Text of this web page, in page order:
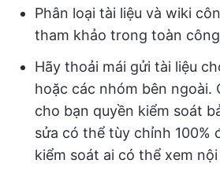
Phân loại tài liệu và wiki
tham khảo trong toàn
Hãy thoải mái gửi tài liệu
hoặc các nhóm bên ngoài.
cho bạn quyền kiểm soát
sửa có thể tùy chỉnh 100%
kiểm soát ai có thể xem